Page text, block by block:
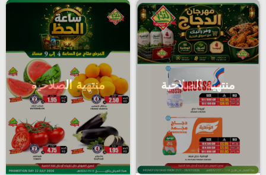
منتهية الصلاحية منتهية الصلاحية